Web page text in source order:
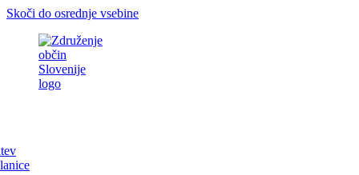
Skoči do osrednje vsebine